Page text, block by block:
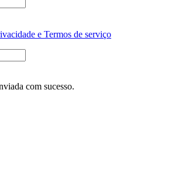
e Termos de serviço
com sucesso.